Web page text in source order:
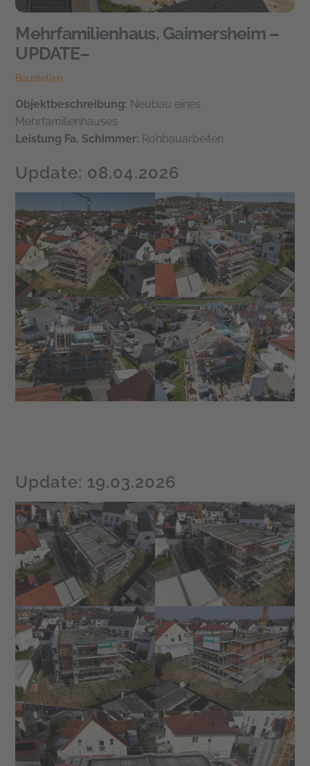
Mehrfamilienhaus, Gaimersheim –
UPDATE–
Baustellen
Objektbeschreibung: Neubau eines
Mehrfamilienhauses
Leistung Fa. Schimmer: Rohbauarbeiten
Update: 08.04.2026
Update: 19.03.2026